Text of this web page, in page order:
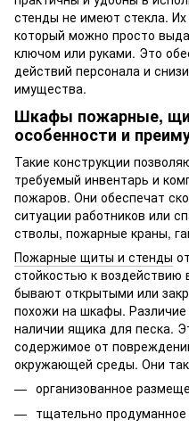
стенды не имеют стекла.
который можно просто
ключом или руками. Это
действий персонала и
имущества.
Шкафы пожарные,
особенности и
Такие конструкции
требуемый инвентарь и
пожаров. Они обеспечат
ситуации работников или
стволы, пожарные краны,
Пожарные щиты и стенды
стойкостью к воздействию
бывают открытыми или
похожи на шкафы.
наличии ящика для песка.
содержимое от
окружающей среды. Они
организованное
тщательно